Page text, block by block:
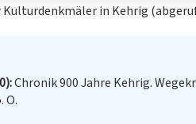
Kulturdenkmäler in Kehrig
Chronik 900 Jahre Kehrig.
O.